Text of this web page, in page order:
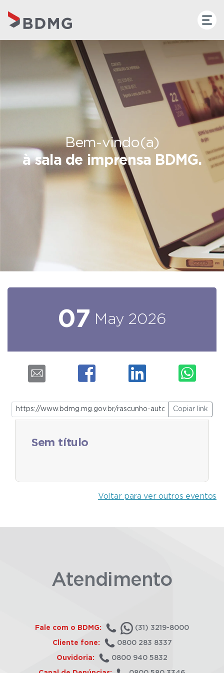
Bem-vindo(a)
à sala de imprensa BDMG.
07 May 2026
Copiar link
Sem título
Voltar para ver outros eventos
Atendimento
Fale com o BDMG: (31) 3219-8000
Cliente fone: 0800 283 8337
Ouvidoria: 0800 940 5832